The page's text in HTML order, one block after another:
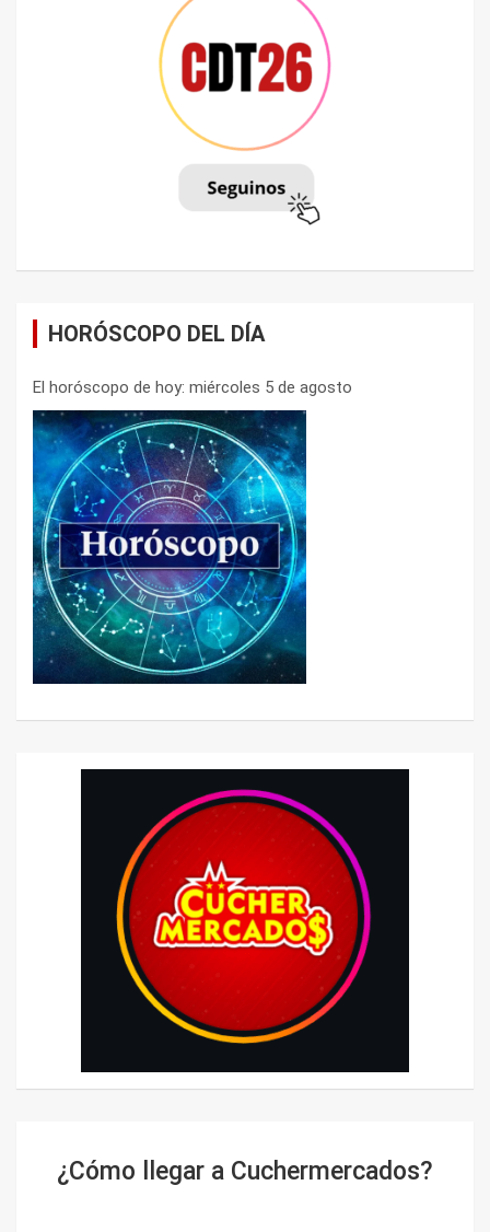
HORÓSCOPO DEL DÍA
El horóscopo de hoy: miércoles 5 de agosto
¿Cómo llegar a Cuchermercados?